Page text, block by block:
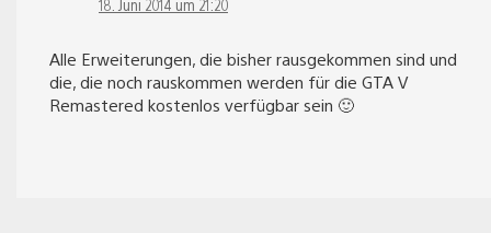
Alle Erweiterungen, die bisher rausgekommen sind und
die, die noch rauskommen werden für die GTA V
Remastered kostenlos verfügbar sein 🙂